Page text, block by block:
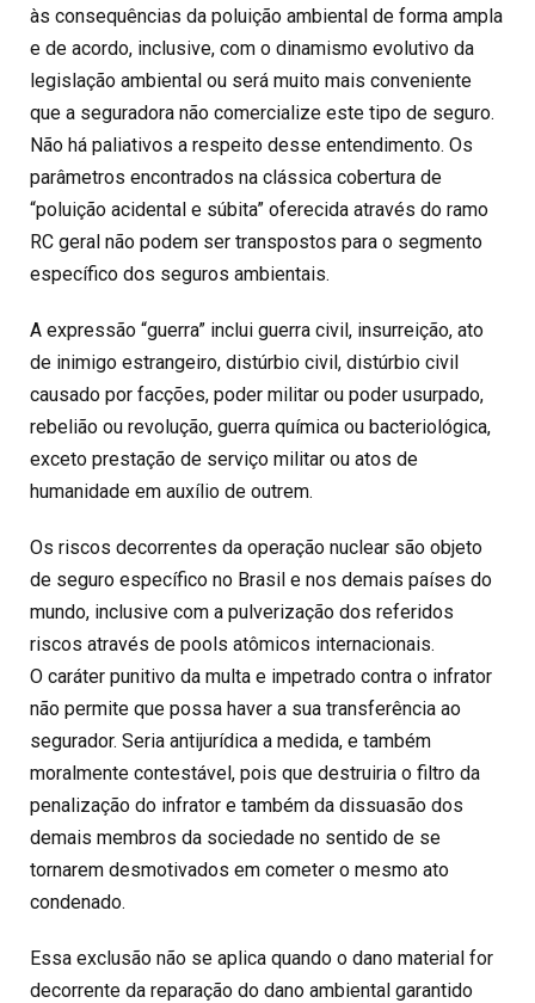
às consequências da poluição ambiental de forma ampla
e de acordo, inclusive, com o dinamismo evolutivo da
legislação ambiental ou será muito mais conveniente
que a seguradora não comercialize este tipo de seguro.
Não há paliativos a respeito desse entendimento. Os
parâmetros encontrados na clássica cobertura de
“poluição acidental e súbita” oferecida através do ramo
RC geral não podem ser transpostos para o segmento
específico dos seguros ambientais.
A expressão “guerra” inclui guerra civil, insurreição, ato
de inimigo estrangeiro, distúrbio civil, distúrbio civil
causado por facções, poder militar ou poder usurpado,
rebelião ou revolução, guerra química ou bacteriológica,
exceto prestação de serviço militar ou atos de
humanidade em auxílio de outrem.
Os riscos decorrentes da operação nuclear são objeto
de seguro específico no Brasil e nos demais países do
mundo, inclusive com a pulverização dos referidos
riscos através de pools atômicos internacionais.
O caráter punitivo da multa e impetrado contra o infrator
não permite que possa haver a sua transferência ao
segurador. Seria antijurídica a medida, e também
moralmente contestável, pois que destruiria o filtro da
penalização do infrator e também da dissuasão dos
demais membros da sociedade no sentido de se
tornarem desmotivados em cometer o mesmo ato
condenado.
Essa exclusão não se aplica quando o dano material for
decorrente da reparação do dano ambiental garantido